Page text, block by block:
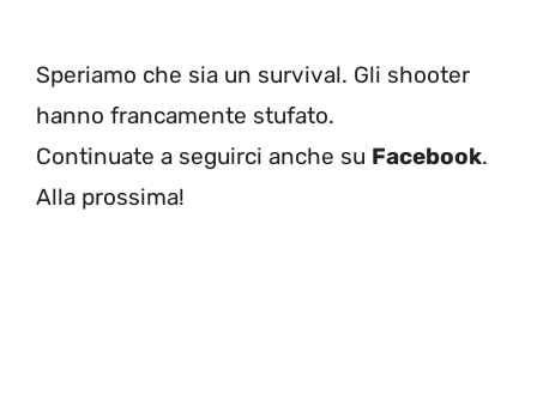
Speriamo che sia un survival. Gli shooter
hanno francamente stufato.
Continuate a seguirci anche su Facebook.
Alla prossima!